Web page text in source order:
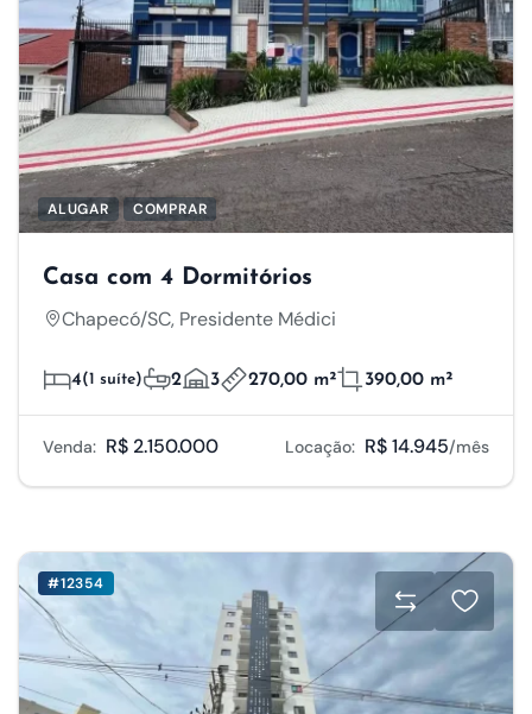
ALUGAR COMPRAR
Casa com 4 Dormitórios
Chapecó/SC, Presidente Médici
4(1 suíte) 2 3 270,00 m² 390,00 m²
Venda: R$ 2.150.000 Locação: R$ 14.945/mês
#12354